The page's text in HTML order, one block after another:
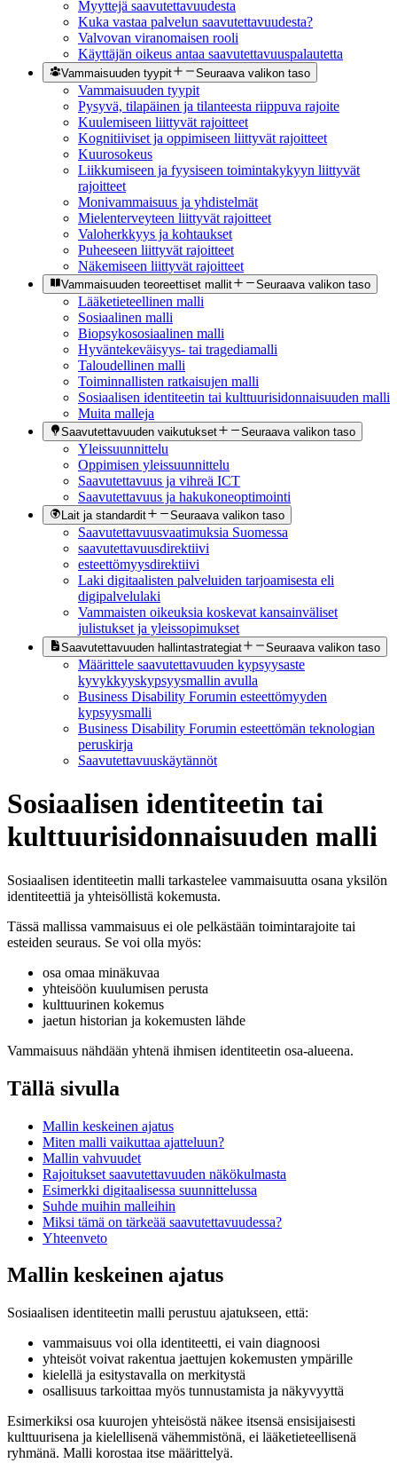
Myyttejä saavutettavuudesta
Kuka vastaa palvelun saavutettavuudesta?
Valvovan viranomaisen rooli
Käyttäjän oikeus antaa saavutettavuuspalautetta
Vammaisuuden tyypit Seuraava valikon taso
Vammaisuuden tyypit
Pysyvä, tilapäinen ja tilanteesta riippuva rajoite
Kuulemiseen liittyvät rajoitteet
Kognitiiviset ja oppimiseen liittyvät rajoitteet
Kuurosokeus
Liikkumiseen ja fyysiseen toimintakykyyn liittyvät
rajoitteet
Monivammaisuus ja yhdistelmät
Mielenterveyteen liittyvät rajoitteet
Valoherkkyys ja kohtaukset
Puheeseen liittyvät rajoitteet
Näkemiseen liittyvät rajoitteet
Vammaisuuden teoreettiset mallit Seuraava valikon taso
Lääketieteellinen malli
Sosiaalinen malli
Biopsykososiaalinen malli
Hyväntekeväisyys- tai tragediamalli
Taloudellinen malli
Toiminnallisten ratkaisujen malli
Sosiaalisen identiteetin tai kulttuurisidonnaisuuden malli
Muita malleja
Saavutettavuuden vaikutukset Seuraava valikon taso
Yleissuunnittelu
Oppimisen yleissuunnittelu
Saavutettavuus ja vihreä ICT
Saavutettavuus ja hakukoneoptimointi
Lait ja standardit Seuraava valikon taso
Saavutettavuusvaatimuksia Suomessa
saavutettavuusdirektiivi
esteettömyysdirektiivi
Laki digitaalisten palveluiden tarjoamisesta eli
digipalvelulaki
Vammaisten oikeuksia koskevat kansainväliset
julistukset ja yleissopimukset
Saavutettavuuden hallintastrategiat Seuraava valikon taso
Määrittele saavutettavuuden kypsyysaste
kyvykkyyskypsyysmallin avulla
Business Disability Forumin esteettömyyden
kypsyysmalli
Business Disability Forumin esteettömän teknologian
peruskirja
Saavutettavuuskäytännöt
Sosiaalisen identiteetin tai
kulttuurisidonnaisuuden malli
Sosiaalisen identiteetin malli tarkastelee vammaisuutta osana yksilön
identiteettiä ja yhteisöllistä kokemusta.
Tässä mallissa vammaisuus ei ole pelkästään toimintarajoite tai
esteiden seuraus. Se voi olla myös:
osa omaa minäkuvaa
yhteisöön kuulumisen perusta
kulttuurinen kokemus
jaetun historian ja kokemusten lähde
Vammaisuus nähdään yhtenä ihmisen identiteetin osa-alueena.
Tällä sivulla
Mallin keskeinen ajatus
Miten malli vaikuttaa ajatteluun?
Mallin vahvuudet
Rajoitukset saavutettavuuden näkökulmasta
Esimerkki digitaalisessa suunnittelussa
Suhde muihin malleihin
Miksi tämä on tärkeää saavutettavuudessa?
Yhteenveto
Mallin keskeinen ajatus
Sosiaalisen identiteetin malli perustuu ajatukseen, että:
vammaisuus voi olla identiteetti, ei vain diagnoosi
yhteisöt voivat rakentua jaettujen kokemusten ympärille
kielellä ja esitystavalla on merkitystä
osallisuus tarkoittaa myös tunnustamista ja näkyvyyttä
Esimerkiksi osa kuurojen yhteisöstä näkee itsensä ensisijaisesti
kulttuurisena ja kielellisenä vähemmistönä, ei lääketieteellisenä
ryhmänä. Malli korostaa itse määrittelyä.